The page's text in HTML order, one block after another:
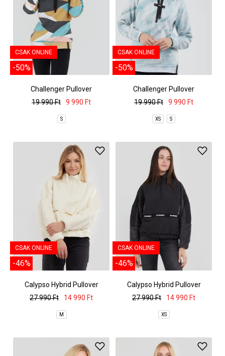
CSAK ONLINE
-50%
Challenger Pullover
19 990 Ft
9 990 Ft
S
CSAK ONLINE
-50%
Challenger Pullover
19 990 Ft
9 990 Ft
XS S
CSAK ONLINE
-46%
Calypso Hybrid Pullover
27 990 Ft
14 990 Ft
M
CSAK ONLINE
-46%
Calypso Hybrid Pullover
27 990 Ft
14 990 Ft
XS